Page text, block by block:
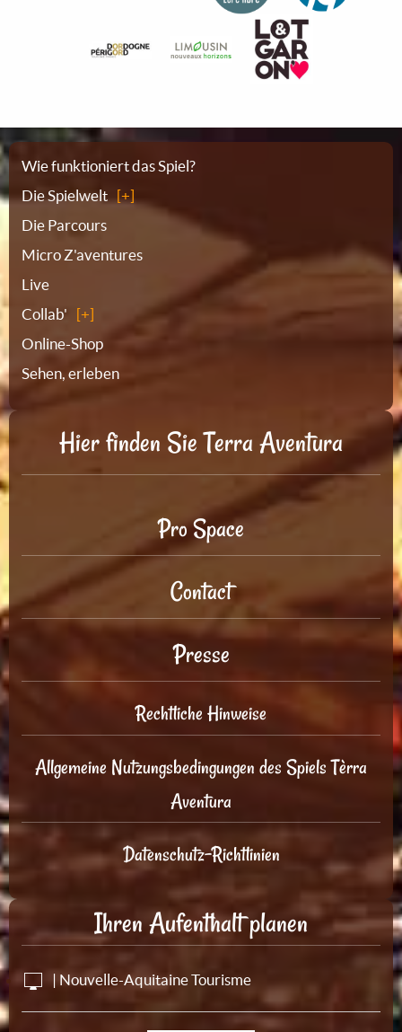
Sitemap
Wie funktioniert das Spiel?
Die Spielwelt
Die Parcours
Micro Z'aventures
Live
Collab'
Online-Shop
Sehen, erleben
Hier finden Sie Terra Aventura
Pro Space
Contact
Presse
Rechtliche Hinweise
Allgemeine Nutzungsbedingungen des Spiels Tèrra
Aventura
Datenschutz-Richtlinien
Ihren Aufenthalt planen
| Nouvelle-Aquitaine Tourisme